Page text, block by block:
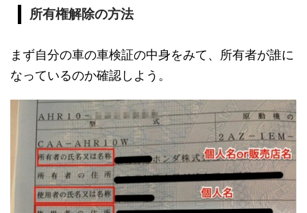
所有権解除の方法
まず自分の車の車検証の中身をみて、所有者が誰に
なっているのか確認しよう。